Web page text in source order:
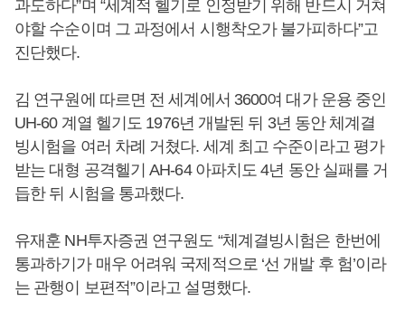
과도하다”며 “세계적 헬기로 인정받기 위해 반드시 거쳐
야할 수순이며 그 과정에서 시행착오가 불가피하다”고
진단했다.
김 연구원에 따르면 전 세계에서 3600여 대가 운용 중인
UH-60 계열 헬기도 1976년 개발된 뒤 3년 동안 체계결
빙시험을 여러 차례 거쳤다. 세계 최고 수준이라고 평가
받는 대형 공격헬기 AH-64 아파치도 4년 동안 실패를 거
듭한 뒤 시험을 통과했다.
유재훈 NH투자증권 연구원도 “체계결빙시험은 한번에
통과하기가 매우 어려워 국제적으로 ‘선 개발 후 험’이라
는 관행이 보편적”이라고 설명했다.